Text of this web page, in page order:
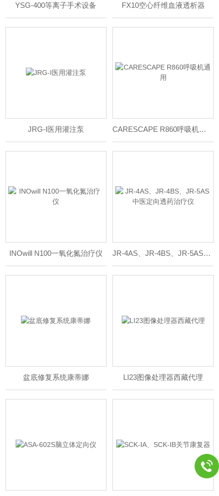
YSG-400等离子手术设备 FX10空心纤维血液透析器
JRG-I医用灌注泵 CARESCAPE R860呼吸机通用
INOwill N100一氧化氮治疗仪 JR-4AS、JR-4BS、JR-5AS中医定向透药治疗仪
盆底修复系统康蒂娜 LI23图像处理器西藏代理